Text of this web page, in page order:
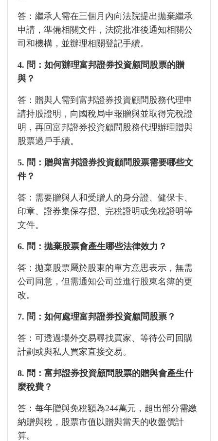
答：繼承人需在三個月內向法院提出拋棄繼承
申請，準備相關文件，法院批准後通知相關公
司和機構，並辦理相關登記手續。
4. 問：如何辦理富邦證券投資顧問股票的贈
與？
答：贈與人需到富邦證券投資顧問股務代理申
請持股證明，向國稅局申報贈與並取得完稅證
明，再回富邦證券投資顧問股務代理辦理贈與
股票過戶手續。
5. 問：贈與富邦證券投資顧問股票需要哪些文
件？
答：需要贈與人和受贈人的身分證、健保卡、
印章、證券集保存摺、完稅證明或免稅證明等
文件。
6. 問：拋棄股票會產生哪些法律效力？
答：拋棄股票屬於股東的單方意思表示，無需
公司同意，但需通知公司並進行股東名簿的更
改。
7. 問：如何處理富邦證券投資顧問股票？
答：可透過場外交易尋找買家、等待公司回購
計劃或與私人買家直接交易。
8. 問：富邦證券投資顧問股票的贈與會產生什
麼稅費？
答：每年贈與免稅額為244萬元，超出部分需繳
納贈與稅，股票市值以贈與當天的收盤價計
算。